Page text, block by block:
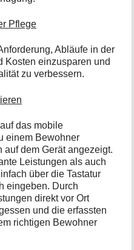
Pflege
Abläufe in der
Kosten einzusparen und
zu verbessern.
das mobile
einem Bewohner
dem Gerät angezeigt.
Leistungen als auch
über die Tastatur
eingeben. Durch
direkt vor Ort
und die erfassten
richtigen Bewohner